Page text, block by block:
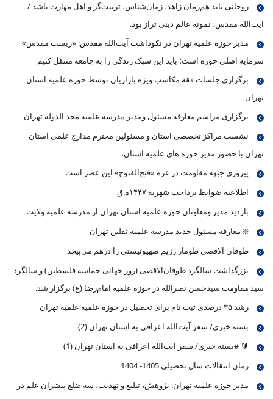
روحانی باید هم‌زمان زاهد، زمان‌شناس، تربیت‌گر و اهل مهارت باشد /
آیت‌الله مقدس، نمونه عالم دینی تراز بود.
مدیر حوزه علمیه تهران در نکوداشت آیت‌الله مقدس: «زیست مقدس»
سرمایه اصلی حوزه است؛ باید این سبک زندگی را به جامعه منتقل کنیم
برگزاری جلسات فقه مکاسب ویژه بازاریان توسط حوزه علمیه استان
تهران
برگزاری مراسم معارفه مسئول ومدیر مدرسه علمیه مجد الدوله تهران
نشست مراکز تخصصی استان و مسئولین محترم مدارج علمی استان
تهران با حضور مدیر حوزه های علمیه استان،
پیروزی جبهه مقاومت در غزه «فتح‌الفتوح» این عصر است
اطلاعیه ضوابط پرداخت شهریه ۱۴۴۷ه.ق
بازدید مدیر ومعاونان حوزه علمیه استان تهران از مدرسه علمیه ولایت
❇️ معارفه مسئول جدید مدرسه علمیه ثقلین تهران
طوفان الاقصی طومار رژیم صهیونیستی را درهم می‌پیچد
بزرگداشت سالگرد طوفان‌الاقصی (روز جهانی حماسه فلسطین) و سالگرد
سید مقاومت سیدحسن نصرالله در حوزه علمیه امام‌رضا (ع) برگزار شد.
رشد ۳۵ درصدی ثبت نام برای تحصیل در حوزه علمیه علمیه تهران
بسته خبری/ سفر آیت‌الله اعرافی به استان تهران (2)
🔰 #بسته خبری/ سفر آیت‌الله اعرافی به استان تهران (1)
زمان انتقالات سال تحصیلی 1405- 1404
مدیر حوزه علمیه تهران: پژوهش، تبلیغ و تهذیب، سه ضلع پیشران علم در